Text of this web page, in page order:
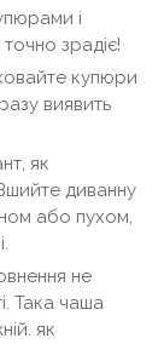
і
зрадіє!
купюри
виявить
як
диванну
або пухом,
не
Така чаша
як